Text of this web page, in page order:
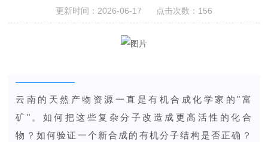
更新时间：2026-06-17 点击次数：156
云南的天然产物资源一直是有机合成化学家的"富
矿"。如何把这些复杂分子改造成更高活性的化合
物？如何验证一个新合成的有机分子结构是否正确？